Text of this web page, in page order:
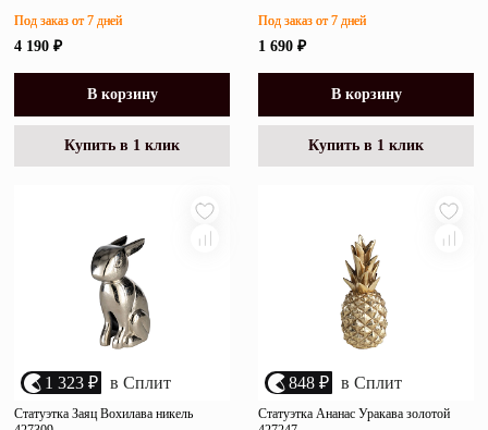
Наши салоны
Покупателям
Дизайнерам и архитекторам
4 190 ₽
Под заказ от 7 дней
В корзину
Купить в 1 клик
1 690 ₽
Под заказ от 7 дней
В корзину
Купить в 1 клик
1 323 ₽ в Сплит
Статуэтка Заяц Вохилава никель
848 ₽ в Сплит
Статуэтка Ананас Уракава золотой